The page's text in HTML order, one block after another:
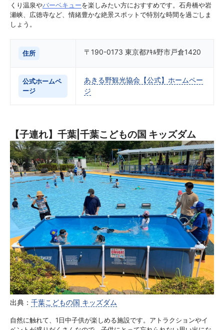
くり温泉やバーベキューを楽しみたい方におすすめです。石舟橋や岩
瀬峡、広徳寺など、情緒豊かな絶景スポットで特別な時間を過ごしま
しょう。
住所 〒190-0173 東京都ｱｷﾙ野市戸倉1420
公式ホームペ
ージ
あきる野観光協会【公式】ホームペー
ジ
【子連れ】千葉|千葉こどもの国 キッズダム
出典： 千葉こどもの国 キッズダム
自然に触れて、1日中子供が楽しめる施設です。アトラクションやイ